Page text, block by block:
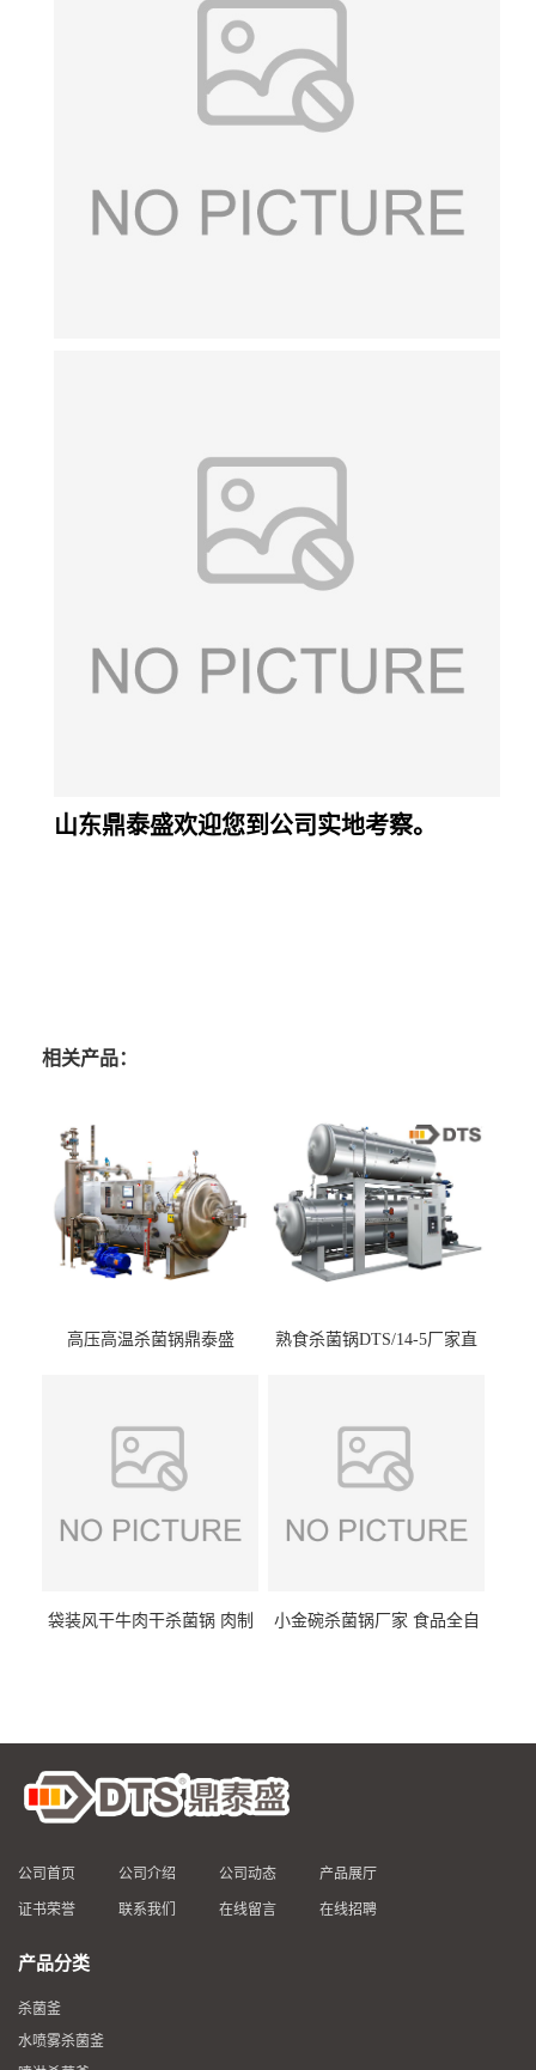
山东鼎泰盛欢迎您到公司实地考察。
相关产品：
高压高温杀菌锅鼎泰盛
熟食杀菌锅DTS/14-5厂家直
袋装风干牛肉干杀菌锅 肉制
小金碗杀菌锅厂家 食品全自
公司首页 公司介绍 公司动态 产品展厅
证书荣誉 联系我们 在线留言 在线招聘
产品分类
杀菌釜
水喷雾杀菌釜